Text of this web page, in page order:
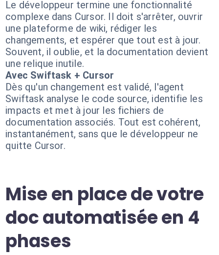
Le développeur termine une fonctionnalité
complexe dans Cursor. Il doit s'arrêter, ouvrir
une plateforme de wiki, rédiger les
changements, et espérer que tout est à jour.
Souvent, il oublie, et la documentation devient
une relique inutile.
Avec Swiftask + Cursor
Dès qu'un changement est validé, l'agent
Swiftask analyse le code source, identifie les
impacts et met à jour les fichiers de
documentation associés. Tout est cohérent,
instantanément, sans que le développeur ne
quitte Cursor.
Mise en place de votre
doc automatisée en 4
phases